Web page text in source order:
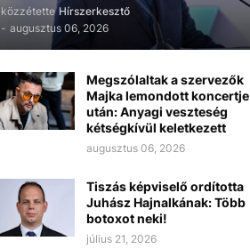
közzétette Hírszerkesztő
- augusztus 06, 2026
Megszólaltak a szervezők
Majka lemondott koncertje
után: Anyagi veszteség
kétségkívül keletkezett
augusztus 06, 2026
Tiszás képviselő ordította
Juhász Hajnalkának: Több
botoxot neki!
július 21, 2026